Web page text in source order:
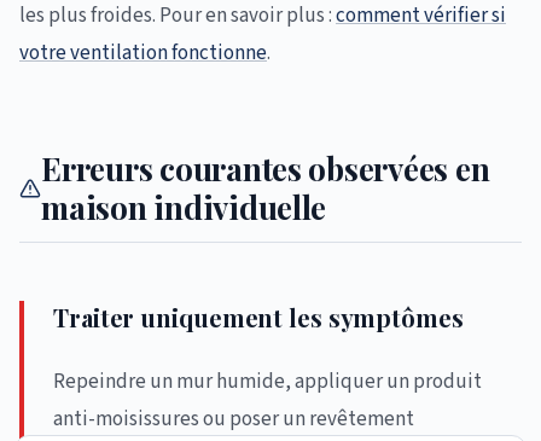
les plus froides. Pour en savoir plus :comment vérifier si
votre ventilation fonctionne.
Erreurs courantes observées en
maison individuelle
Traiter uniquement les symptômes
Repeindre un mur humide, appliquer un produit
anti-moisissures ou poser un revêtement